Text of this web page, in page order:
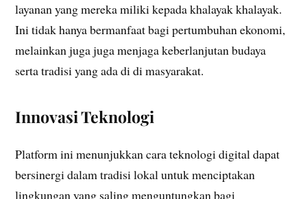
layanan yang mereka miliki kepada khalayak khalayak.
Ini tidak hanya bermanfaat bagi pertumbuhan ekonomi,
melainkan juga juga menjaga keberlanjutan budaya
serta tradisi yang ada di di masyarakat.
Innovasi Teknologi
Platform ini menunjukkan cara teknologi digital dapat
bersinergi dalam tradisi lokal untuk menciptakan
lingkungan yang saling menguntungkan bagi